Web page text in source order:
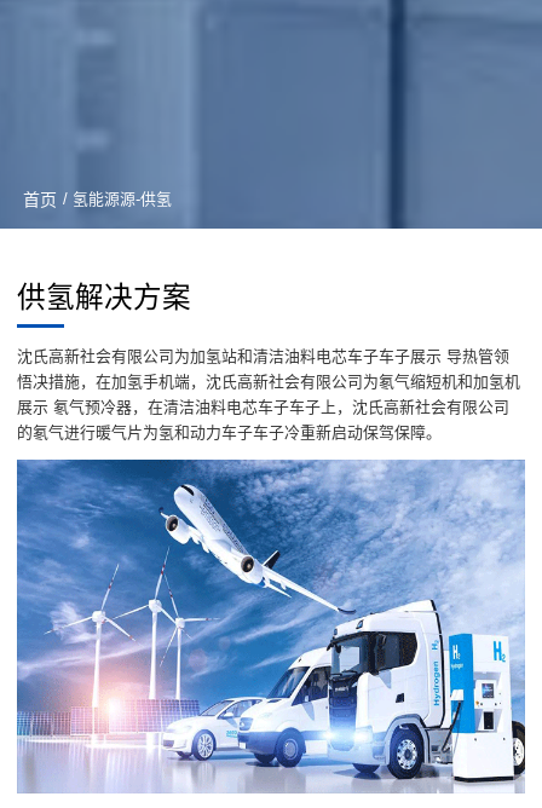
首页 / 氢能源源-供氢
供氢解决方案
沈氏高新社会有限公司为加氢站和清洁油料电芯车子车子展示 导热管领
悟决措施，在加氢手机端，沈氏高新社会有限公司为氡气缩短机和加氢机
展示 氡气预冷器，在清洁油料电芯车子车子上，沈氏高新社会有限公司
的氡气进行暖气片为氢和动力车子车子冷重新启动保驾保障。